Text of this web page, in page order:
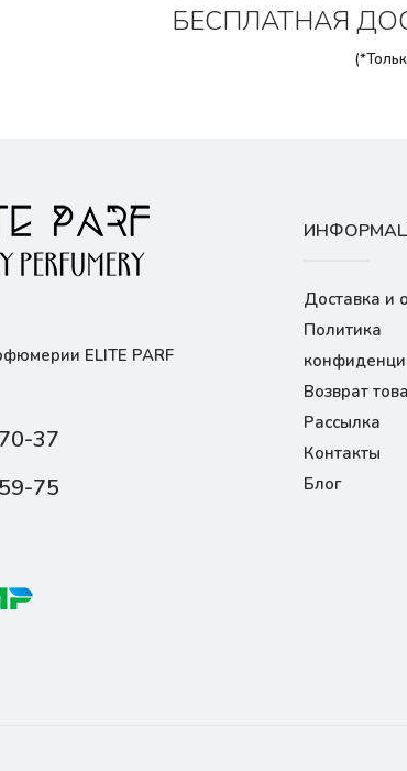
БЕСПЛАТНАЯ
ELITE PARF
37
75
Доставка и
Политика
Возврат
Рассылка
Контакты
Блог